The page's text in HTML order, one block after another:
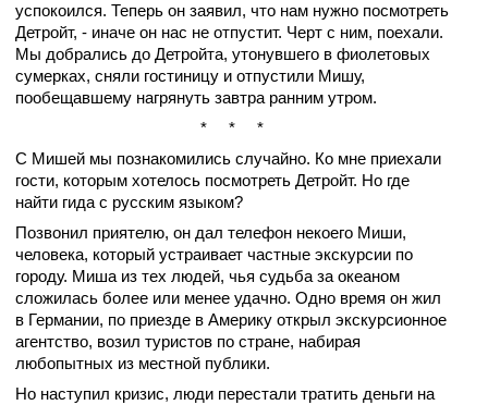
успокоился. Теперь он заявил, что нам нужно посмотреть
Детройт, - иначе он нас не отпустит. Черт с ним, поехали.
Мы добрались до Детройта, утонувшего в фиолетовых
сумерках, сняли гостиницу и отпустили Мишу,
пообещавшему нагрянуть завтра ранним утром.
* * *
С Мишей мы познакомились случайно. Ко мне приехали
гости, которым хотелось посмотреть Детройт. Но где
найти гида с русским языком?
Позвонил приятелю, он дал телефон некоего Миши,
человека, который устраивает частные экскурсии по
городу. Миша из тех людей, чья судьба за океаном
сложилась более или менее удачно. Одно время он жил
в Германии, по приезде в Америку открыл экскурсионное
агентство, возил туристов по стране, набирая
любопытных из местной публики.
Но наступил кризис, люди перестали тратить деньги на